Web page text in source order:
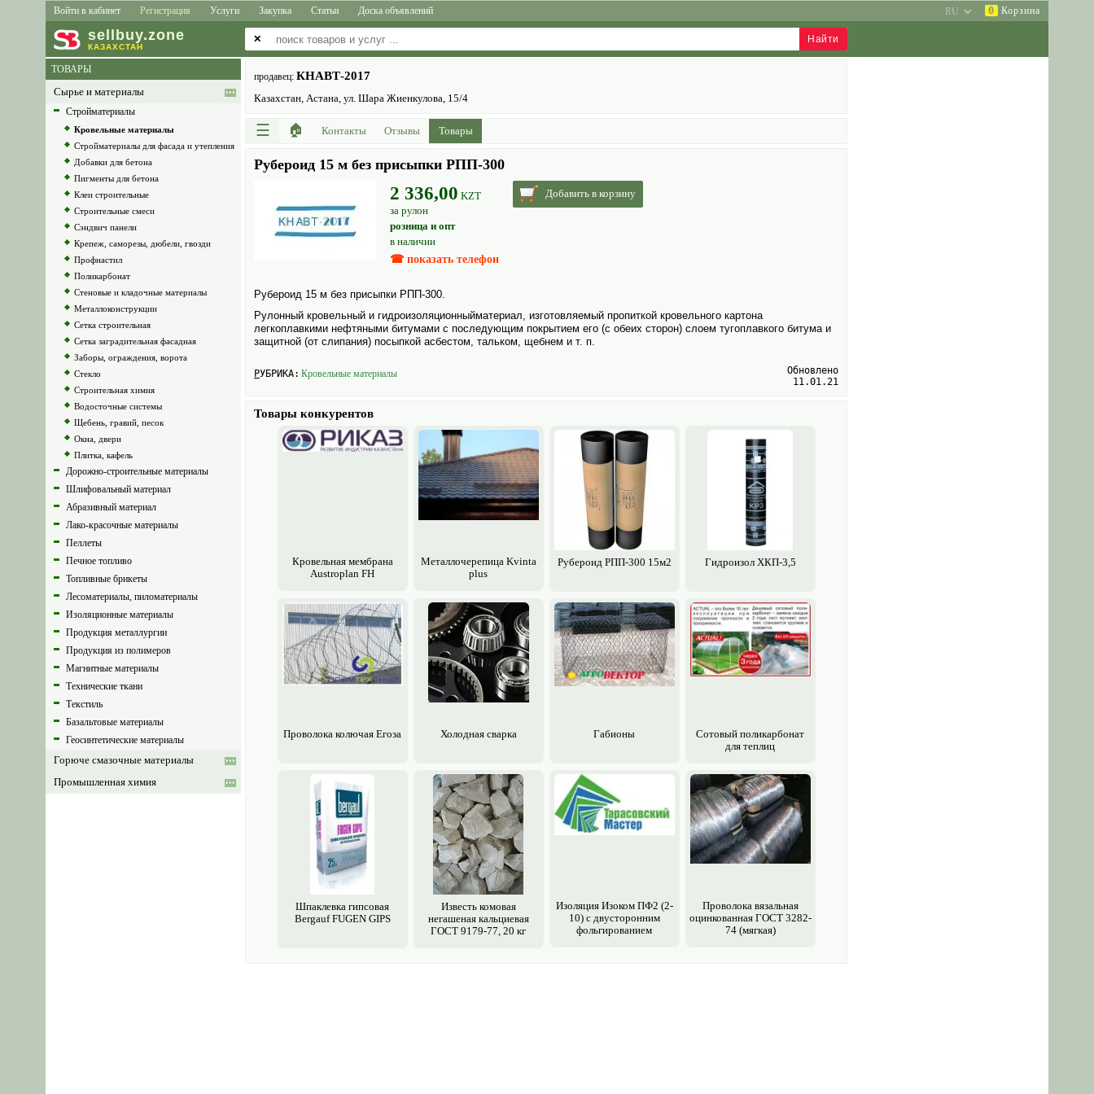
Войти в кабинет Регистрация Услуги Закупка Статьи Доска объявлений 0 Корзина
sell buy.zone
КАЗАХСТАН
✕
ТОВАРЫ
Сырье и материалы
Стройматериалы
Кровельные материалы
Стройматериалы для фасада и утепления
Добавки для бетона
Пигменты для бетона
Клеи строительные
Строительные смеси
Сэндвич панели
Крепеж, саморезы, дюбели, гвозди
Профнастил
Поликарбонат
Стеновые и кладочные материалы
Металлоконструкции
Сетка строительная
Сетка заградительная фасадная
Заборы, ограждения, ворота
Стекло
Строительная химия
Водосточные системы
Щебень, гравий, песок
Окна, двери
Плитка, кафель
Дорожно-строительные материалы
Шлифовальный материал
Абразивный материал
Лако-красочные материалы
Пеллеты
Печное топливо
Топливные брикеты
Лесоматериалы, пиломатериалы
Изоляционные материалы
Продукция металлургии
Продукция из полимеров
Магнитные материалы
Технические ткани
Текстиль
Базальтовые материалы
Геосинтетические материалы
Горюче смазочные материалы
Промышленная химия
продавец: КНАВТ-2017
Казахстан, Астана, ул. Шара Жиенкулова, 15/4
☰ 🏠 Контакты Отзывы Товары
Рубероид 15 м без присыпки РПП-300
2 336,00 KZT
за рулон
розница и опт
в наличии
☎ показать телефон
Добавить в корзину
Рубероид 15 м без присыпки РПП-300.
Рулонный кровельный и гидроизоляционныйматериал, изготовляемый пропиткой кровельного картона
легкоплавкими нефтяными битумами с последующим покрытием его (с обеих сторон) слоем тугоплавкого битума и
защитной (от слипания) посыпкой асбестом, тальком, щебнем и т. п.
РУБРИКА: Кровельные материалы
Обновлено
11.01.21
Товары конкурентов
Кровельная мембрана
Austroplan FH
Металлочерепица Kvinta
plus
Рубероид РПП-300 15м2 Гидроизол ХКП-3,5
Проволока колючая Егоза Холодная сварка Габионы
Сотовый поликарбонат
для теплиц
Шпаклевка гипсовая
Bergauf FUGEN GIPS
Известь комовая
негашеная кальциевая
ГОСТ 9179-77, 20 кг
Изоляция Изоком ПФ2 (2-
10) с двусторонним
фольгированием
Проволока вязальная
оцинкованная ГОСТ 3282-
74 (мягкая)